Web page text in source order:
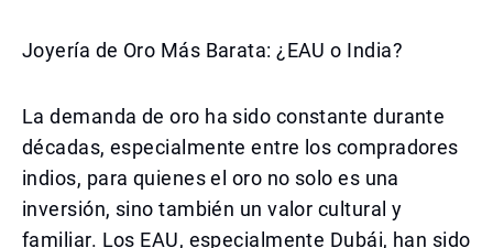
Joyería de Oro Más Barata: ¿EAU o India?
La demanda de oro ha sido constante durante
décadas, especialmente entre los compradores
indios, para quienes el oro no solo es una
inversión, sino también un valor cultural y
familiar. Los EAU, especialmente Dubái, han sido